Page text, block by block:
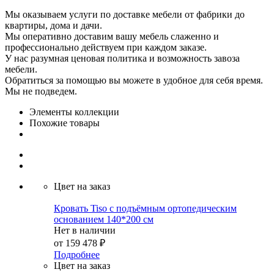
Мы оказываем услуги по доставке мебели от фабрики до
квартиры, дома и дачи.
Мы оперативно доставим вашу мебель слаженно и
профессионально действуем при каждом заказе.
У нас разумная ценовая политика и возможность завоза
мебели.
Обратиться за помощью вы можете в удобное для себя время.
Мы не подведем.
Элементы коллекции
Похожие товары
Цвет на заказ
Кровать Tiso с подъёмным ортопедическим
основанием 140*200 см
Нет в наличии
от 159 478 ₽
Подробнее
Цвет на заказ